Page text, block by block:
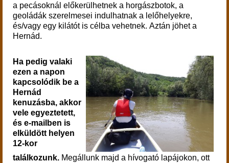
a pecásoknál előkerülhetnek a horgászbotok, a
geoládák szerelmesei indulhatnak a lelőhelyekre,
és/vagy egy kilátót is célba vehetnek. Aztán jöhet a
Hernád.
Ha pedig valaki
ezen a napon
kapcsolódik be a
Hernád
kenuzásba, akkor
vele egyeztetett,
és e-mailben is
elküldött helyen
12-kor
találkozunk. Megállunk majd a hívogató lapájokon, ott